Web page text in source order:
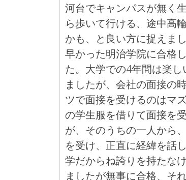
河台でキャンパスが無く
ら歩いて行ける、途中高
かも、と良い方に捉えま
早かった明治学院に合格
た。大学での4年間は楽
ましたが、会社の面接の
ツで面接を受けるのはマ
の学生服を借りて面接を
が、そのうちの一人から
を受け、正直に経緯を話
学だからね誇りを持たな
ましたが無事に合格、そ